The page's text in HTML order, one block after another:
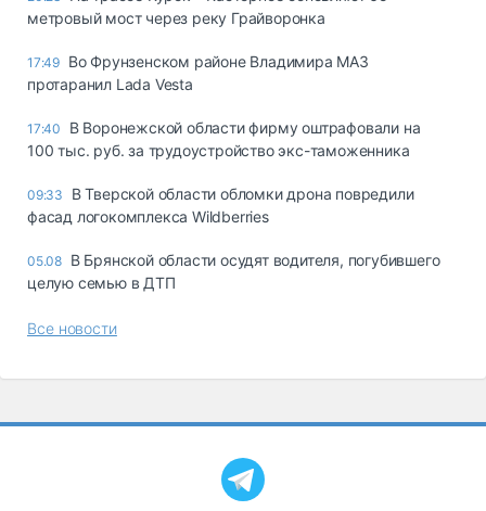
метровый мост через реку Грайворонка
17:49 Во Фрунзенском районе Владимира МАЗ
протаранил Lada Vesta
17:40
В Воронежской области фирму оштрафовали на
100 тыс. руб. за трудоустройство экс-таможенника
09:33
В Тверской области обломки дрона повредили
фасад логокомплекса Wildberries
05.08 В Брянской области осудят водителя, погубившего
целую семью в ДТП
Все новости